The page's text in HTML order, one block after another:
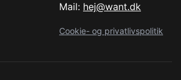
Mail: hej@want.dk
Cookie- og privatlivspolitik